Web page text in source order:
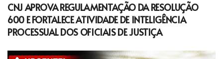
CNJ APROVA REGULAMENTAÇÃO DA RESOLUÇÃO
600 E FORTALECE ATIVIDADE DE INTELIGÊNCIA
PROCESSUAL DOS OFICIAIS DE JUSTIÇA